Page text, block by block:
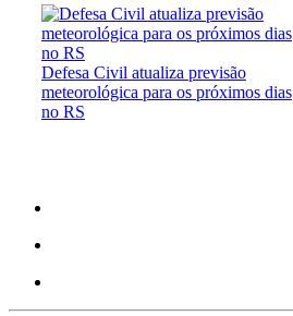
Defesa Civil atualiza previsão
meteorológica para os próximos dias
no RS